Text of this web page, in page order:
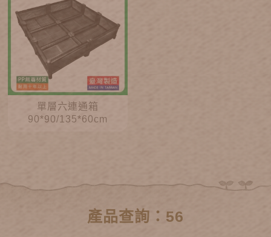
單層六連通箱
90*90/135*60cm
產品查詢：56